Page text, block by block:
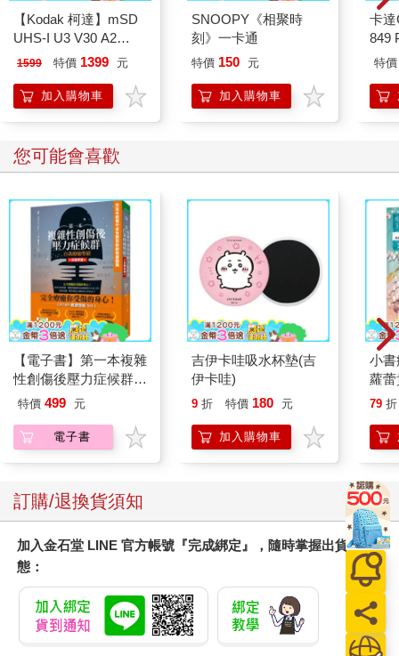
【Kodak 柯達】mSD
UHS-I U3 V30 A2
128GB 極速記憶卡特
1599 特價 1399 元
加入購物車
SNOOPY《相聚時
刻》一卡通
特價 150 元
加入購物車
卡
849
特價
您可能會喜歡
【電子書】第一本複雜
性創傷後壓力症候群自
我療癒聖經（長銷典
特價 499 元
電子書
吉伊卡哇吸水杯墊(吉
伊卡哇)
9 折 特價 180 元
加入購物車
小
蘿
79 折
訂購/退換貨須知
加入金石堂 LINE 官方帳號『完成綁定』，隨時掌握出貨動
態：